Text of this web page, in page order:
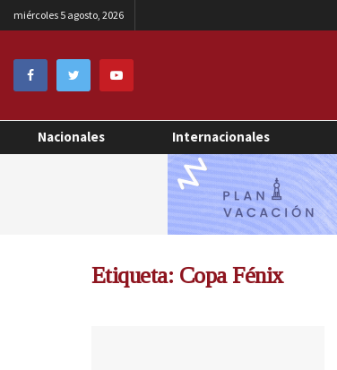
miércoles 5 agosto, 2026
Nacionales Internacionales
Etiqueta: Copa Fénix